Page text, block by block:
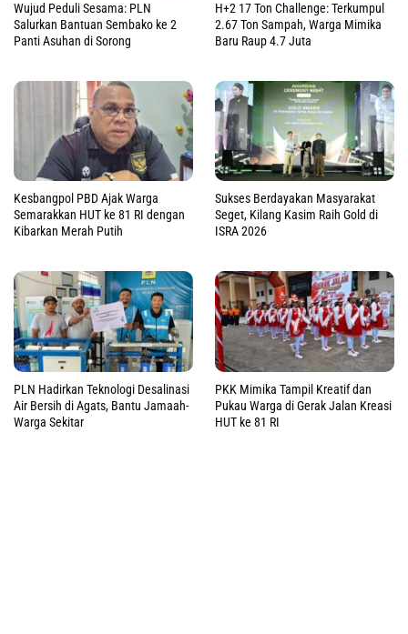
Wujud Peduli Sesama: PLN
Salurkan Bantuan Sembako ke 2
Panti Asuhan di Sorong
H+2 17 Ton Challenge: Terkumpul
2.67 Ton Sampah, Warga Mimika
Baru Raup 4.7 Juta
Kesbangpol PBD Ajak Warga
Semarakkan HUT ke 81 RI dengan
Kibarkan Merah Putih
Sukses Berdayakan Masyarakat
Seget, Kilang Kasim Raih Gold di
ISRA 2026
PLN Hadirkan Teknologi Desalinasi
Air Bersih di Agats, Bantu Jamaah-
Warga Sekitar
PKK Mimika Tampil Kreatif dan
Pukau Warga di Gerak Jalan Kreasi
HUT ke 81 RI